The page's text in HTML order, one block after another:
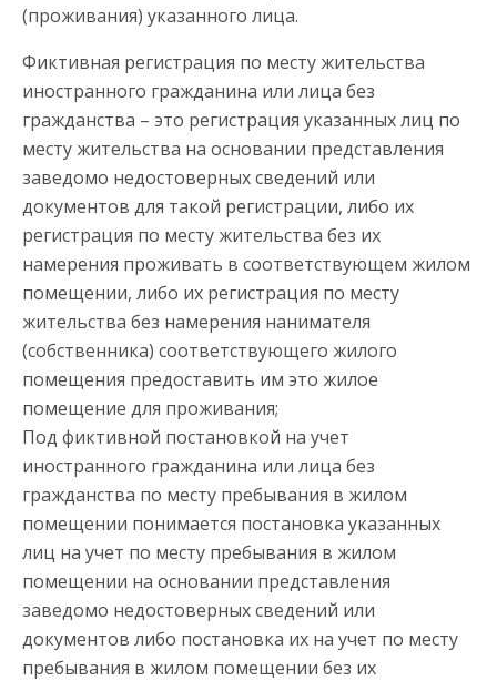
(проживания) указанного лица.
Фиктивная регистрация по месту жительства
иностранного гражданина или лица без
гражданства – это регистрация указанных лиц по
месту жительства на основании представления
заведомо недостоверных сведений или
документов для такой регистрации, либо их
регистрация по месту жительства без их
намерения проживать в соответствующем жилом
помещении, либо их регистрация по месту
жительства без намерения нанимателя
(собственника) соответствующего жилого
помещения предоставить им это жилое
помещение для проживания;
Под фиктивной постановкой на учет
иностранного гражданина или лица без
гражданства по месту пребывания в жилом
помещении понимается постановка указанных
лиц на учет по месту пребывания в жилом
помещении на основании представления
заведомо недостоверных сведений или
документов либо постановка их на учет по месту
пребывания в жилом помещении без их